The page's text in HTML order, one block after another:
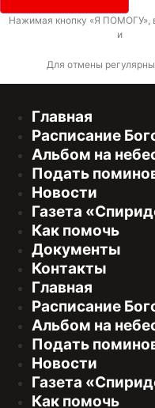
Нажимая кнопку «Я ПОМОГУ»,
и
Для отмены
Главная
Расписание
Альбом на
Подать
Новости
Газета
Как помочь
Документы
Контакты
Главная
Расписание
Альбом на
Подать
Новости
Газета
Как помочь